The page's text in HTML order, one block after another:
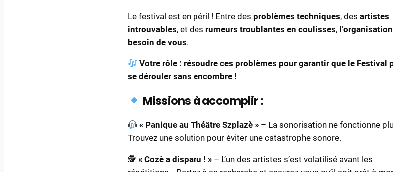
Le festival est en péril ! Entre des problèmes techniques, des artistes
introuvables, et des rumeurs troublantes en coulisses,
besoin de vous.
Votre rôle : résoudre ces problèmes pour garantir que le Festival
se dérouler sans encombre !
Missions à accomplir :
« Panique au Théâtre Szplazè » – La sonorisation ne fonctionne
Trouvez une solution pour éviter une catastrophe sonore.
🕵️ « Cozè a disparu ! » – L’un des artistes s’est volatilisé avant les